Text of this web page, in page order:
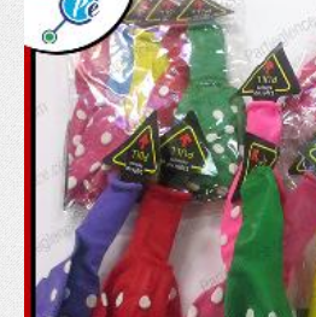
pon pon ponpon gösteri ponponu
uğur böceği kanadı
GLOW ÜRÜNLER
glow bardak
glow bileklik
glow buz
glow çubuk